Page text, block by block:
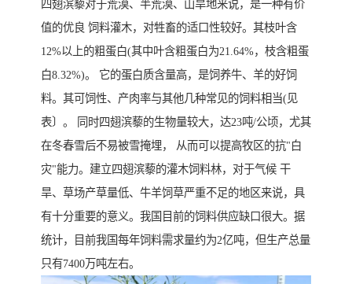
四翅滨藜对于荒漠、半荒漠、山旱地来说，是一种有价
值的优良 饲料灌木，对牲畜的适口性较好。其枝叶含
12%以上的粗蛋白(其中叶含粗蛋白为21.64%，枝含粗蛋
白8.32%)。 它的蛋白质含量高，是饲养牛、羊的好饲
料。其可饲性、产肉率与其他几种常见的饲料相当(见
表〕。 同时四翅滨藜的生物量较大，达23吨/公顷，尤其
在冬春雪后不易被雪掩埋， 从而可以提高牧区的抗"白
灾"能力。建立四翅滨藜的灌木饲料林，对于气候 干
旱、草场产草量低、牛羊饲草严重不足的地区来说，具
有十分重要的意义。我国目前的饲料供应缺口很大。据
统计，目前我国每年饲料需求量约为2亿吨，但生产总量
只有7400万吨左右。